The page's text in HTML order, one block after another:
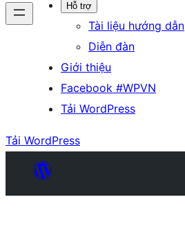
Hỗ trợ
Tài liệu hướng dẫn
Diễn đàn
Giới thiệu
Facebook #WPVN
Tải WordPress
Tải WordPress